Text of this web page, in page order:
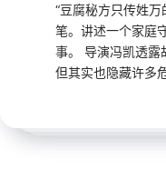
“豆腐秘方只传姓
笔。讲述一个家庭
事。 导演冯凯透露
但其实也隐藏许多